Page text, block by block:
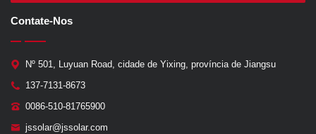
Contate-Nos
Nº 501, Luyuan Road, cidade de Yixing, província de Jiangsu
137-7131-8673
0086-510-81765900
jssolar@jssolar.com